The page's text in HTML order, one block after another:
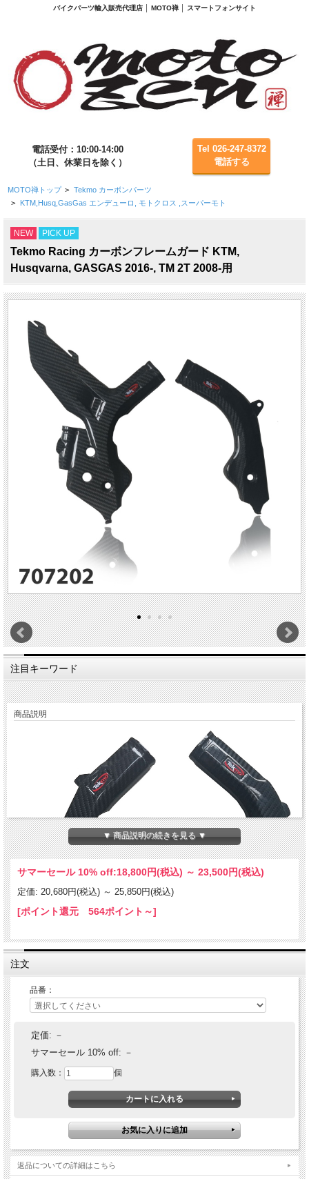
バイクパーツ輸入販売代理店 │ MOTO禅 │ スマートフォンサイト
電話受付：10:00-14:00
（土日、休業日を除く）
Tel 026-247-8372
電話する
MOTO禅トップ > Tekmo カーボンパーツ
> KTM,Husq,GasGas エンデューロ, モトクロス ,スーパーモト
NEW PICK UP
Tekmo Racing カーボンフレームガード KTM,
Husqvarna, GASGAS 2016-, TM 2T 2008-用
注目キーワード
商品説明
Tekmo テクモ 軽量かつ強靭なドライカーボン製フレームガード。
車種別専用設計のため完璧なフィッティングを実現。
乗ることでどうしても発生するフレームの擦れ傷を軽減します。
▼ 商品説明の続きを見る ▼
サマーセール 10% off:18,800円(税込) ～ 23,500円(税込)
定価: 20,680円(税込) ～ 25,850円(税込)
[ポイント還元 564ポイント～]
注文
品番：
定価: －
サマーセール 10% off: －
購入数： 個
返品についての詳細はこちら